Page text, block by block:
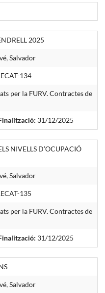
2025
Salvador
134
per la FURV. Contractes de
31/12/2025
NIVELLS D’OCUPACIÓ
Salvador
135
per la FURV. Contractes de
31/12/2025
Salvador